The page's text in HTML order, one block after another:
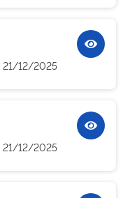
21/12/2025
21/12/2025